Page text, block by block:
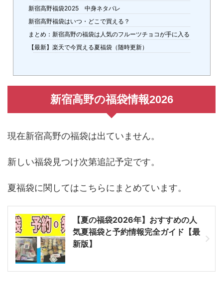
新宿高野福袋2025 中身ネタバレ
新宿高野福袋はいつ・どこで買える？
まとめ：新宿高野の福袋は人気のフルーツチョコが手に入る
【最新】楽天で今買える夏福袋（随時更新）
新宿高野の福袋情報2026
現在新宿高野の福袋は出ていません。
新しい福袋見つけ次第追記予定です。
夏福袋に関してはこちらにまとめています。
【夏の福袋2026年】おすすめの人
気夏福袋と予約情報完全ガイド【最
新版】